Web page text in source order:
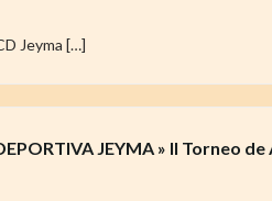
Jeyma […]
JEYMA » II Torneo de